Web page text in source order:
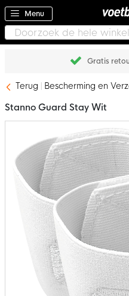
Menu
Gratis
Terug Bescherming en
afbeeldingen-
Stanno Guard Stay Wit